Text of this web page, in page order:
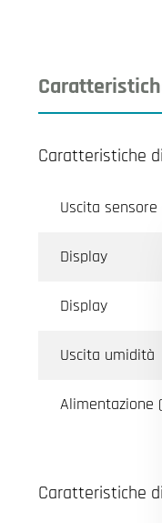
Caratteristiche
Uscita sensore
Display
Display
Uscita umidità
Alimentazione
Caratteristiche